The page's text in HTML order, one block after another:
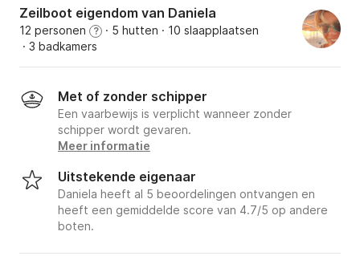
Zeilboot eigendom van Daniela
12 personen ? · 5 hutten · 10 slaapplaatsen
· 3 badkamers
Met of zonder schipper
Een vaarbewijs is verplicht wanneer zonder
schipper wordt gevaren.
Meer informatie
Uitstekende eigenaar
Daniela heeft al 5 beoordelingen ontvangen en
heeft een gemiddelde score van 4.7/5 op andere
boten.